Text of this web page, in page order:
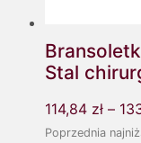
Stal
114,84 zł –
Poprzednia